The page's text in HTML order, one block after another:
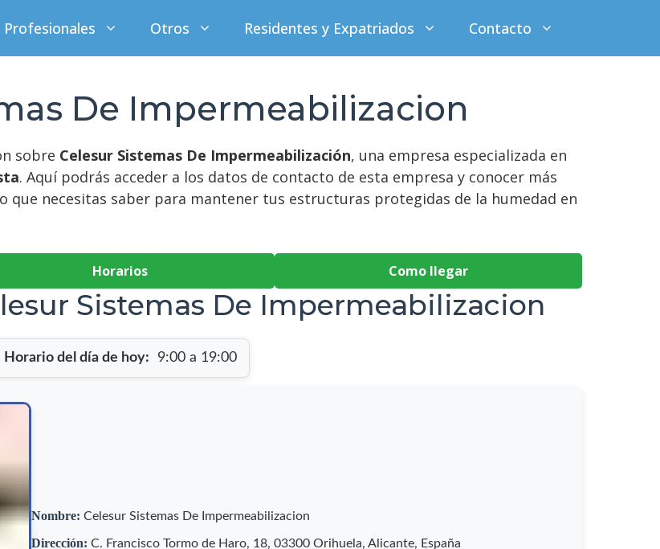
Profesionales Otros Residentes y Expatriados Contacto
De Impermeabilizacion
sobre Celesur Sistemas De Impermeabilización, una empresa especializada en
. Aquí podrás acceder a los datos de contacto de esta empresa y conocer más
que necesitas saber para mantener tus estructuras protegidas de la humedad en
Horarios Como llegar
Sistemas De Impermeabilizacion
Horario del día de hoy: 9:00 a 19:00
Nombre: Celesur Sistemas De Impermeabilizacion
Dirección: C. Francisco Tormo de Haro, 18, 03300 Orihuela, Alicante, España